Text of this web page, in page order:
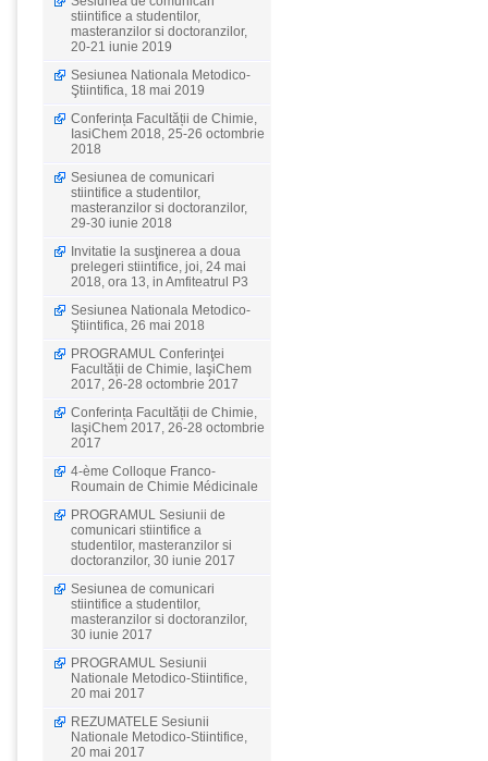
stiintifice a studentilor,
masteranzilor si doctoranzilor,
20-21 iunie 2019
Sesiunea Nationala Metodico-
Ştiintifica, 18 mai 2019
Conferința Facultății de Chimie,
IasiChem 2018, 25-26 octombrie
2018
Sesiunea de comunicari
stiintifice a studentilor,
masteranzilor si doctoranzilor,
29-30 iunie 2018
Invitatie la susţinerea a doua
prelegeri stiintifice, joi, 24 mai
2018, ora 13, in Amfiteatrul P3
Sesiunea Nationala Metodico-
Ştiintifica, 26 mai 2018
PROGRAMUL Conferinţei
Facultății de Chimie, IaşiChem
2017, 26-28 octombrie 2017
Conferința Facultății de Chimie,
IaşiChem 2017, 26-28 octombrie
2017
4-ème Colloque Franco-
Roumain de Chimie Médicinale
PROGRAMUL Sesiunii de
comunicari stiintifice a
studentilor, masteranzilor si
doctoranzilor, 30 iunie 2017
Sesiunea de comunicari
stiintifice a studentilor,
masteranzilor si doctoranzilor,
30 iunie 2017
PROGRAMUL Sesiunii
Nationale Metodico-Stiintifice,
20 mai 2017
REZUMATELE Sesiunii
Nationale Metodico-Stiintifice,
20 mai 2017